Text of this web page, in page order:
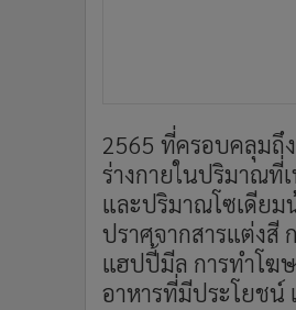
2565 ที่ครอบคลุมถึ
ร่างกายในปริมาณที่
และปริมาณโซเดียม
ปราศจากสารแต่งสี
แฮปปี้มีล การทำโฆ
อาหารที่มีประโยช